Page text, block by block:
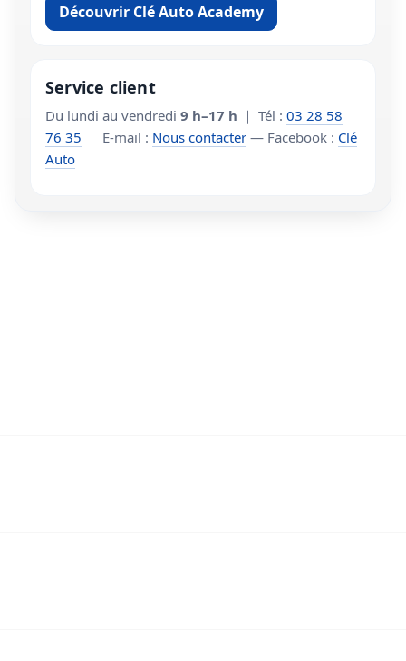
Découvrir Clé Auto Academy
Service client
Du lundi au vendredi 9 h–17 h ｜ Tél : 03 28 58
76 35 ｜ E-mail : Nous contacter — Facebook : Clé
Auto